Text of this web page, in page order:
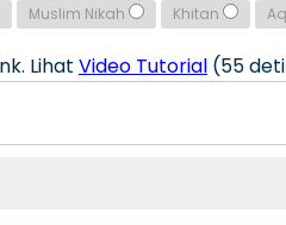
Muslim Nikah Khitan
Lihat Video Tutorial (55